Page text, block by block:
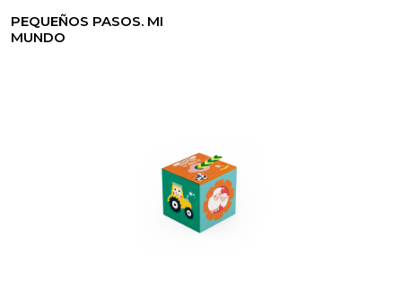
PEQUEÑOS PASOS. MI
MUNDO